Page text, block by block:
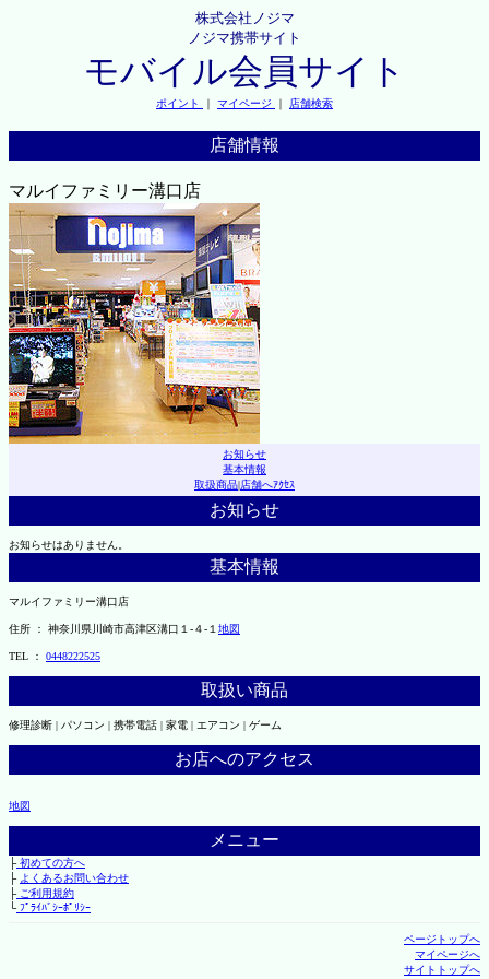
株式会社ノジマ
ノジマ携帯サイト
モバイル会員サイト
ポイント ｜ マイページ ｜ 店舗検索
店舗情報
マルイファミリー溝口店
お知らせ
基本情報
取扱商品|店舗へｱｸｾｽ
お知らせ
お知らせはありません。
基本情報
マルイファミリー溝口店
住所 ： 神奈川県川崎市高津区溝口１-４-１ 地図
TEL ： 0448222525
取扱い商品
修理診断 | パソコン | 携帯電話 | 家電 | エアコン | ゲーム
お店へのアクセス
地図
メニュー
├初めての方へ
├ よくあるお問い合わせ
├ご利用規約
└ﾌﾟﾗｲﾊﾞｼｰﾎﾟﾘｼｰ
ページトップへ
マイページへ
サイトトップへ